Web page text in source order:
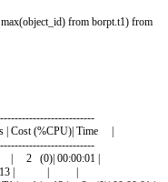
max(object_id) from borpt t1) from
-------------------------
| Cost (%CPU)| Time
|
-------------------------
| 2 (0)| 00:00:01 |
13 | |
|